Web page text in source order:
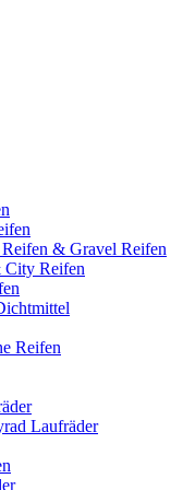
& Gravel Reifen
Reifen
Reifen
Laufräder